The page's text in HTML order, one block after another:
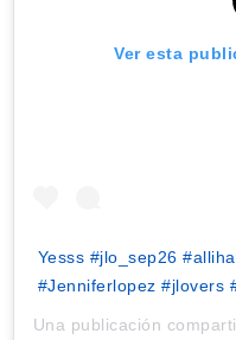
Ver esta
Yesss #jlo_sep26
#Jenniferlopez #jlovers
Una publicación